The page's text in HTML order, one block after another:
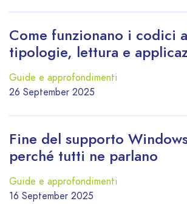
Come funzionano i codici
tipologie, lettura e
Guide e approfondimenti
26 September 2025
Fine del supporto
perché tutti ne parlano
Guide e approfondimenti
16 September 2025